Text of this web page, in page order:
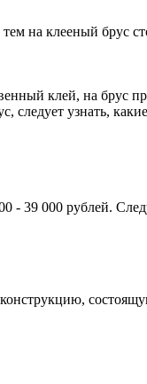
на клееный
клей, на
узнать,
- 39 000 рублей.